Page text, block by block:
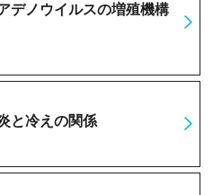
デノウイルスの増殖機構
と冷えの関係